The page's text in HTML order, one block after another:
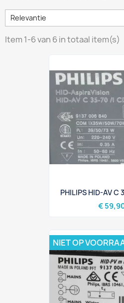
Relevantie
Item 1-6 van 6 in totaal item(s)
PHILIPS HID-AV C
€
NIET OP